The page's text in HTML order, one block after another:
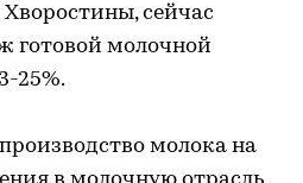
сейчас
готовой молочной
25%.
молока на